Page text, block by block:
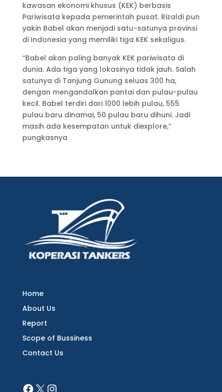
kawasan ekonomi khusus (KEK) berbasis
Pariwisata kepada pemerintah pusat. Rizaldi pun
yakin Babel akan menjadi satu-satunya provinsi
di Indonesia yang memiliki tiga KEK sekaligus.
“Babel akan paling banyak KEK pariwisata di
dunia. Ada tiga yang lokasinya tidak jauh. Salah
satunya di Tanjung Gunung seluas 300 ha,
dengan mengandalkan pantai dan pulau-pulau
kecil. Babel terdiri dari 1000 lebih pulau, 555
pulau baru dinamai, 50 pulau baru dihuni. Jadi
masih ada kesempatan untuk diexplore,”
pungkasnya
Home
About Us
Report
Scope of Bussiness
Contact Us